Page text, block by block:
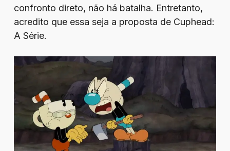
confronto direto, não há batalha. Entretanto,
acredito que essa seja a proposta de Cuphead:
A Série.